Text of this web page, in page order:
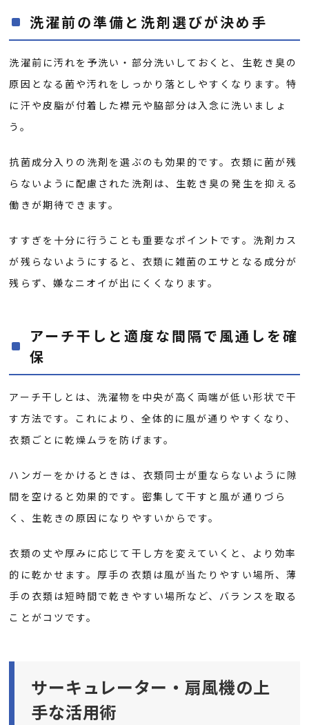
洗濯前の準備と洗剤選びが決め手
洗濯前に汚れを予洗い・部分洗いしておくと、生乾き臭の
原因となる菌や汚れをしっかり落としやすくなります。特
に汗や皮脂が付着した襟元や脇部分は入念に洗いましょ
う。
抗菌成分入りの洗剤を選ぶのも効果的です。衣類に菌が残
らないように配慮された洗剤は、生乾き臭の発生を抑える
働きが期待できます。
すすぎを十分に行うことも重要なポイントです。洗剤カス
が残らないようにすると、衣類に雑菌のエサとなる成分が
残らず、嫌なニオイが出にくくなります。
アーチ干しと適度な間隔で風通しを確
保
アーチ干しとは、洗濯物を中央が高く両端が低い形状で干
す方法です。これにより、全体的に風が通りやすくなり、
衣類ごとに乾燥ムラを防げます。
ハンガーをかけるときは、衣類同士が重ならないように隙
間を空けると効果的です。密集して干すと風が通りづら
く、生乾きの原因になりやすいからです。
衣類の丈や厚みに応じて干し方を変えていくと、より効率
的に乾かせます。厚手の衣類は風が当たりやすい場所、薄
手の衣類は短時間で乾きやすい場所など、バランスを取る
ことがコツです。
サーキュレーター・扇風機の上
手な活用術